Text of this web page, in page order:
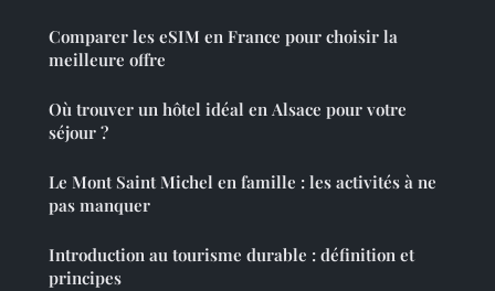
Comparer les eSIM en France pour choisir la
meilleure offre
Où trouver un hôtel idéal en Alsace pour votre
séjour ?
Le Mont Saint Michel en famille : les activités à ne
pas manquer
Introduction au tourisme durable : définition et
principes